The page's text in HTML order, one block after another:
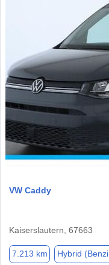
VW Caddy
Kaiserslautern, 67663
7.213 km Hybrid